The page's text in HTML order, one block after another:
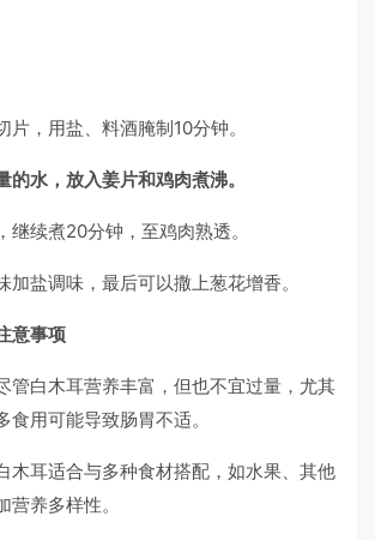
片，用盐、料酒腌制10分钟。
的水，放入姜片和鸡肉煮沸。
继续煮20分钟，至鸡肉熟透。
加盐调味，最后可以撒上葱花增香。
意事项
管白木耳营养丰富，但也不宜过量，尤其
食用可能导致肠胃不适。
木耳适合与多种食材搭配，如水果、其他
养多样性。